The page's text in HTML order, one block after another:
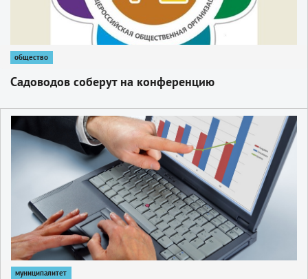
общество
Садоводов соберут на конференцию
муниципалитет